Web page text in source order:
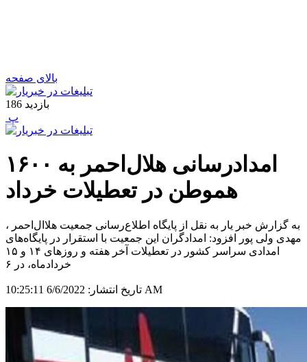
بالای صفحه
186 بازدید
‍ پ
امدادرسانی هلال‌احمر به ۱۶۰۰
هموطن در تعطیلات خرداد
به گزارش خبر یار به نقل از پایگاه اطلاع‌رسانی جمعیت هلاال‌احمر ،
مهدی ولی پور افزود: امدادگران این جمعیت با استقرار در پایگاه‌های
امدادی سراسر کشور در تعطیلات آخر هفته و روزهای ۱۴ و ۱۵
خردادماه، در ۶
تاریخ انتشار: 6/6/2022 10:25:11 AM